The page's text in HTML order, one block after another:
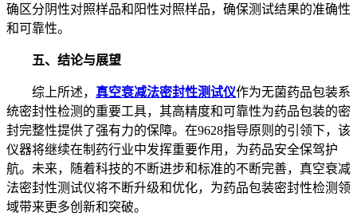
确区分阴性对照样品和阳性对照样品，确保测试结果的准确性
和可靠性。
五、结论与展望
综上所述， 真空衰减法密封性测试仪作为无菌药品包装系
统密封性检测的重要工具，其高精度和可靠性为药品包装的密
封完整性提供了强有力的保障。在9628指导原则的引领下，该
仪器将继续在制药行业中发挥重要作用，为药品安全保驾护
航。未来，随着科技的不断进步和标准的不断完善，真空衰减
法密封性测试仪将不断升级和优化，为药品包装密封性检测领
域带来更多创新和突破。